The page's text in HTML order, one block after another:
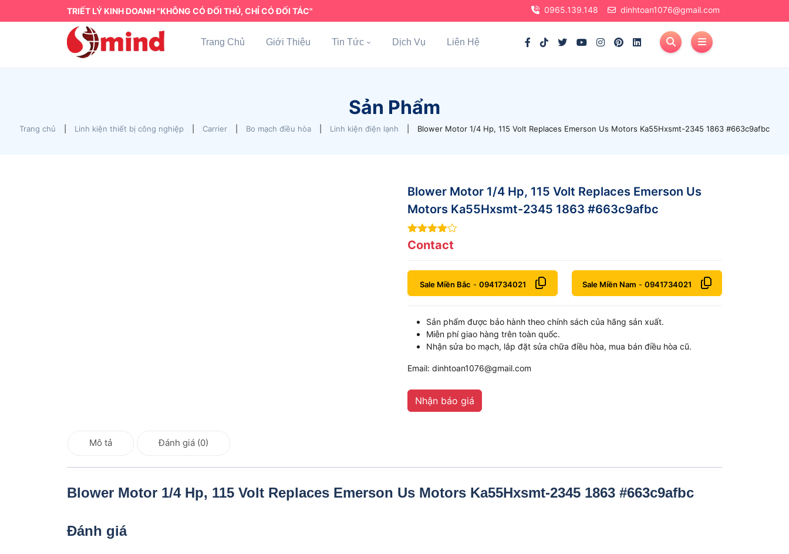
TRIẾT LÝ KINH DOANH "KHÔNG CÓ ĐỐI THỦ, CHỈ CÓ ĐỐI TÁC" 0965.139.148 dinhtoan1076@gmail.com
Trang Chủ Giới Thiệu Tin Tức Dịch Vụ Liên Hệ
Sản Phẩm
Trang chủ Linh kiện thiết bị công nghiệp Carrier Bo mạch điều hòa Linh kiện điện lạnh Blower Motor 1/4 Hp, 115 Volt Replaces Emerson Us Motors Ka55Hxsmt-2345 1863 #663c9afbc
Blower Motor 1/4 Hp, 115 Volt Replaces Emerson Us
Motors Ka55Hxsmt-2345 1863 #663c9afbc
4out of
5
Contact
Sale Miền Bắc - 0941734021 Sale Miền Nam -0941734021
Sản phẩm được bảo hành theo chính sách của hãng sản xuất.
Miễn phí giao hàng trên toàn quốc.
Nhận sửa bo mạch, lắp đặt sửa chữa điều hòa, mua bán điều hòa cũ.
Email: dinhtoan1076@gmail.com
Nhận báo giá
Mô tả Đánh giá (0)
Blower Motor 1/4 Hp, 115 Volt Replaces Emerson Us Motors Ka55Hxsmt-2345 1863 #663c9afbc
Đánh giá